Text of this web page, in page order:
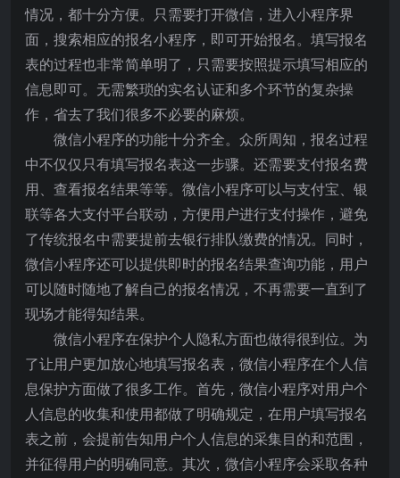
情况，都十分方便。只需要打开微信，进入小程序界
面，搜索相应的报名小程序，即可开始报名。填写报名
表的过程也非常简单明了，只需要按照提示填写相应的
信息即可。无需繁琐的实名认证和多个环节的复杂操
作，省去了我们很多不必要的麻烦。
微信小程序的功能十分齐全。众所周知，报名过程
中不仅仅只有填写报名表这一步骤。还需要支付报名费
用、查看报名结果等等。微信小程序可以与支付宝、银
联等各大支付平台联动，方便用户进行支付操作，避免
了传统报名中需要提前去银行排队缴费的情况。同时，
微信小程序还可以提供即时的报名结果查询功能，用户
可以随时随地了解自己的报名情况，不再需要一直到了
现场才能得知结果。
微信小程序在保护个人隐私方面也做得很到位。为
了让用户更加放心地填写报名表，微信小程序在个人信
息保护方面做了很多工作。首先，微信小程序对用户个
人信息的收集和使用都做了明确规定，在用户填写报名
表之前，会提前告知用户个人信息的采集目的和范围，
并征得用户的明确同意。其次，微信小程序会采取各种